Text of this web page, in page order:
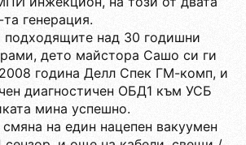
генерация.
подходящите над 30 годишни
дето майстора Сашо си ги
година Делл Спек ГМ-комп, и
диагностичен ОБД1 към УСБ
мина успешно.
на един нацепен вакуумен